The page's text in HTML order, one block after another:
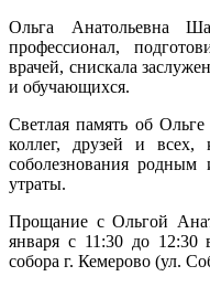
Ольга Анатольевна
профессионал,
врачей, снискала
и обучающихся.
Светлая память об
коллег, друзей и
соболезнования
утраты.
Прощание с Ольгой
января с 11:30 до 12:30
собора г. Кемерово (ул.